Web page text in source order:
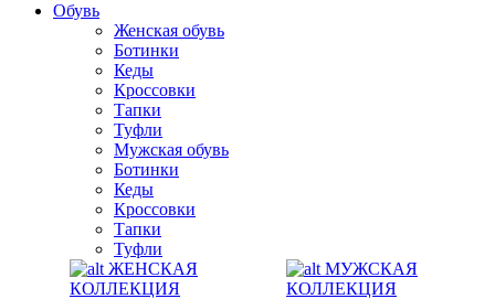
Обувь
Женская обувь
Ботинки
Кеды
Кроссовки
Тапки
Туфли
Мужская обувь
Ботинки
Кеды
Кроссовки
Тапки
Туфли
ЖЕНСКАЯ
КОЛЛЕКЦИЯ
МУЖСКАЯ
КОЛЛЕКЦИЯ